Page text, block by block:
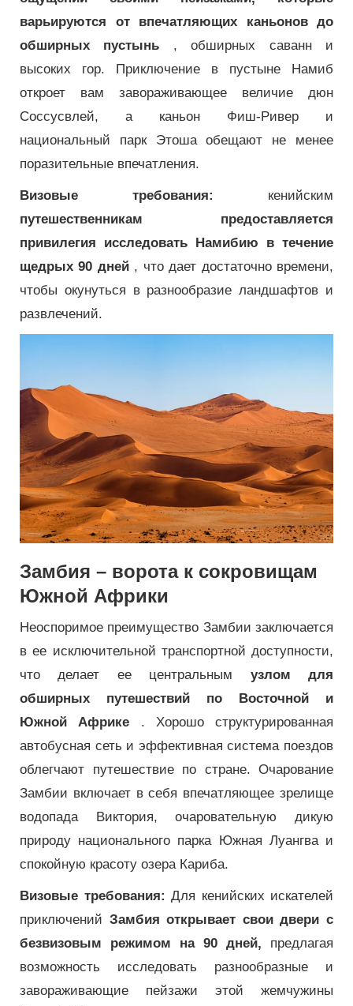
варьируются от впечатляющих каньонов до
обширных пустынь , обширных саванн и
высоких гор. Приключение в пустыне Намиб
откроет вам завораживающее величие дюн
Соссусвлей, а каньон Фиш-Ривер и
национальный парк Этоша обещают не менее
поразительные впечатления.
Визовые требования:
кенийским
путешественникам предоставляется
привилегия исследовать Намибию в течение
щедрых 90 дней, что дает достаточно времени,
чтобы окунуться в разнообразие ландшафтов и
развлечений.
Замбия – ворота к сокровищам
Южной Африки
Неоспоримое преимущество Замбии заключается
в ее исключительной транспортной доступности,
что делает ее центральным узлом для
обширных путешествий по Восточной и
Южной Африке . Хорошо структурированная
автобусная сеть и эффективная система поездов
облегчают путешествие по стране. Очарование
Замбии включает в себя впечатляющее зрелище
водопада Виктория, очаровательную дикую
природу национального парка Южная Луангва и
спокойную красоту озера Кариба.
Визовые требования: Для кенийских искателей
приключений Замбия открывает свои двери с
безвизовым режимом на 90 дней, предлагая
возможность исследовать разнообразные и
завораживающие пейзажи этой жемчужины